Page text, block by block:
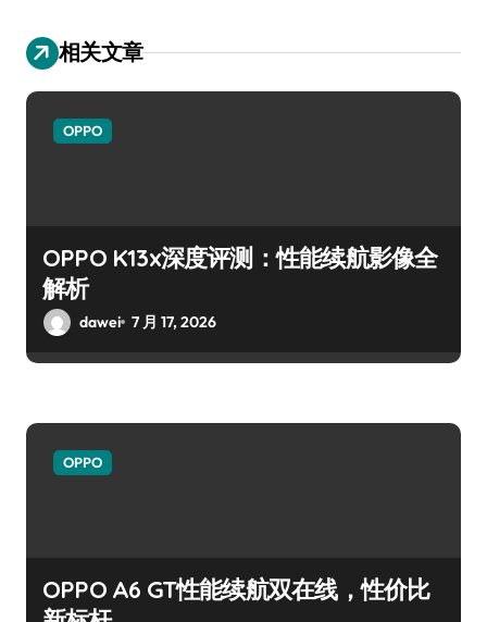
相关文章
OPPO
OPPO K13x深度评测：性能续航影像全
解析
dawei 7 月 17, 2026
OPPO
OPPO A6 GT性能续航双在线，性价比